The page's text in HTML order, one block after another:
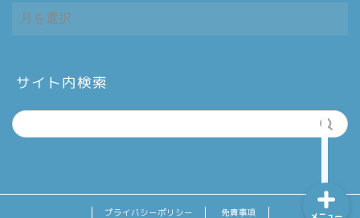
ARCHIVE
サイト内検索
プライバシーポリシー 免責事項